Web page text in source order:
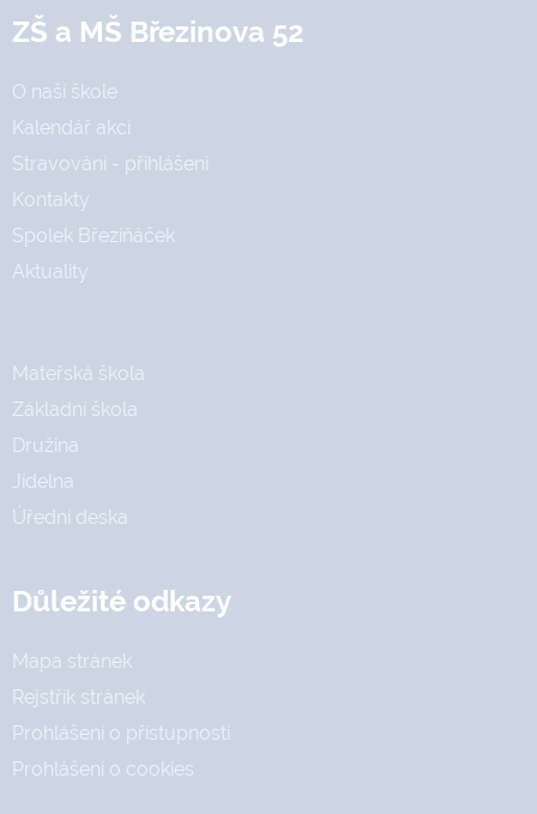
ZŠ a MŠ Březinova 52
O naší škole
Kalendář akcí
Stravování - přihlášení
Kontakty
Spolek Březiňáček
Aktuality
Mateřská škola
Základní škola
Družina
Jídelna
Úřední deska
Důležité odkazy
Mapa stránek
Rejstřík stránek
Prohlášení o přístupnosti
Prohlášení o cookies